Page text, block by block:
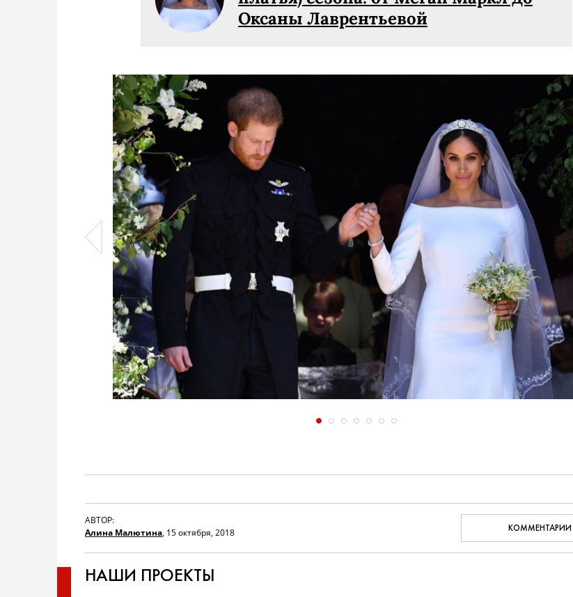
Оксаны Лаврентьевой
АВТОР:
Алина Малютина, 15 октября, 2018 КОММЕНТАРИИ
НАШИ ПРОЕКТЫ